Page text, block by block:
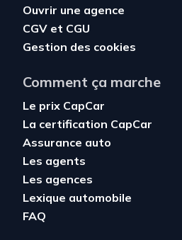
Ouvrir une agence
CGV et CGU
Gestion des cookies
Comment ça marche
Le prix CapCar
La certification CapCar
Assurance auto
Les agents
Les agences
Lexique automobile
FAQ